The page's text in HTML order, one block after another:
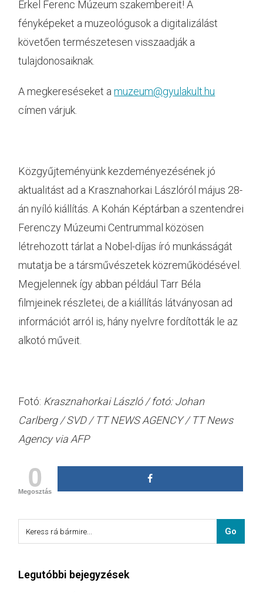
Erkel Ferenc Múzeum szakembereit! A
fényképeket a muzeológusok a digitalizálást
követően természetesen visszaadják a
tulajdonosaiknak.
A megkereséseket amuzeum@gyulakult.hu
címen várjuk.
Közgyűjteményünk kezdeményezésének jó
aktualitást ad a Krasznahorkai Lászlóról május 28-
án nyíló kiállítás. A Kohán Képtárban a szentendrei
Ferenczy Múzeumi Centrummal közösen
létrehozott tárlat a Nobel-díjas író munkásságát
mutatja be a társművészetek közreműködésével.
Megjelennek így abban például Tarr Béla
filmjeinek részletei, de a kiállítás látványosan ad
információt arról is, hány nyelvre fordították le az
alkotó műveit.
Fotó: Krasznahorkai László / fotó: Johan
Carlberg / SVD / TT NEWS AGENCY / TT News
Agency via AFP
0
Megosztás
Legutóbbi bejegyzések